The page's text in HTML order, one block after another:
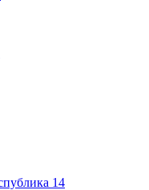
14